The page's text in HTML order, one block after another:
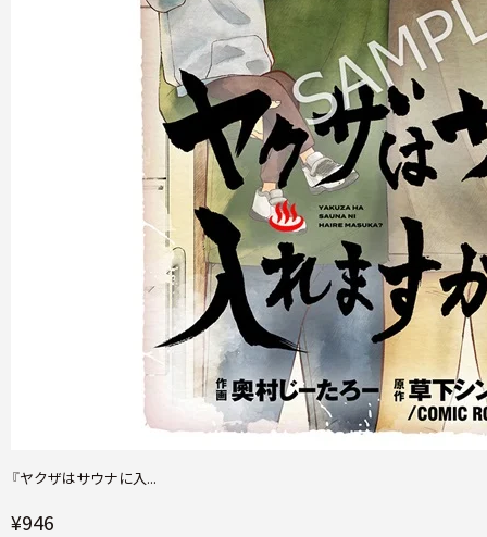
『ヤクザはサウナに入...
¥946